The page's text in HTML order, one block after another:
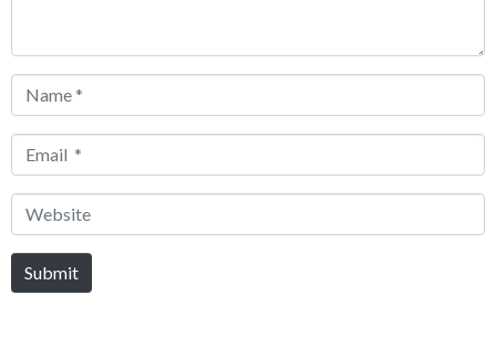
Name
Email
Website
Submit